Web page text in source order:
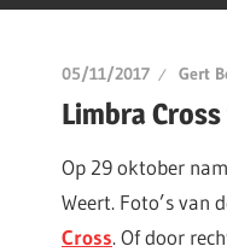
05/11/2017 Gert
Limbra
Op 29 oktober
Weert. Foto’s van
Cross. Of door